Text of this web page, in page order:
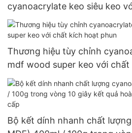
cyanoacrylate keo siêu keo
Thương hiệu tùy chỉnh
mdf wood super keo với
Bộ kết dính nhanh chất